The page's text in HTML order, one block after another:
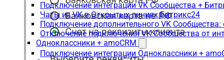
Подключение интеграции VK Сообщества +
Чаты из VK в Открытых линиях Битрикс24
Подключение дополнительного VK
Отключение подключения VK Сообщества от
Одноклассники + amoCRM
Подключение интеграции Одноклассники +